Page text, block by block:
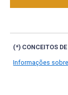
(*) CONCEITOS DE
Informações sobre